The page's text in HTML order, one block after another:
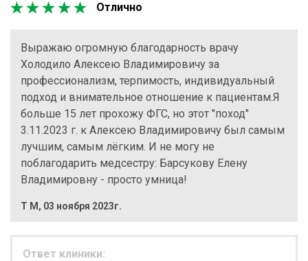
Отлично
Выражаю огромную благодарность врачу
Холодило Алексею Владимировичу за
профессионализм, терпимость, индивидуальный
подход и внимательное отношение к пациентам.Я
больше 15 лет прохожу ФГС, но этот "поход"
3.11.2023 г. к Алексею Владимировичу был самым
лучшим, самым лёгким. И не могу не
поблагодарить медсестру: Барсукову Елену
Владимировну - просто умница!
Т М , 03 ноября 2023г.
Ответ клиники: